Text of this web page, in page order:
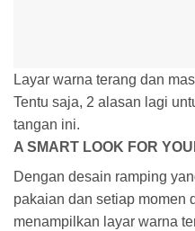
Layar warna terang dan
Tentu saja, 2 alasan lagi
tangan ini.
A SMART LOOK FOR
Dengan desain ramping
pakaian dan setiap momen
menampilkan layar warna